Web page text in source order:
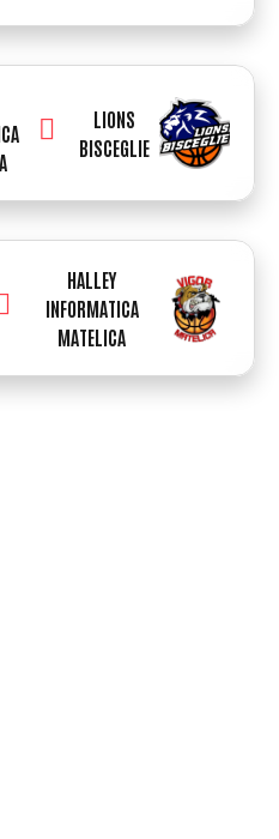
LIONS
BISCEGLIE
HALLEY
INFORMATICA
MATELICA